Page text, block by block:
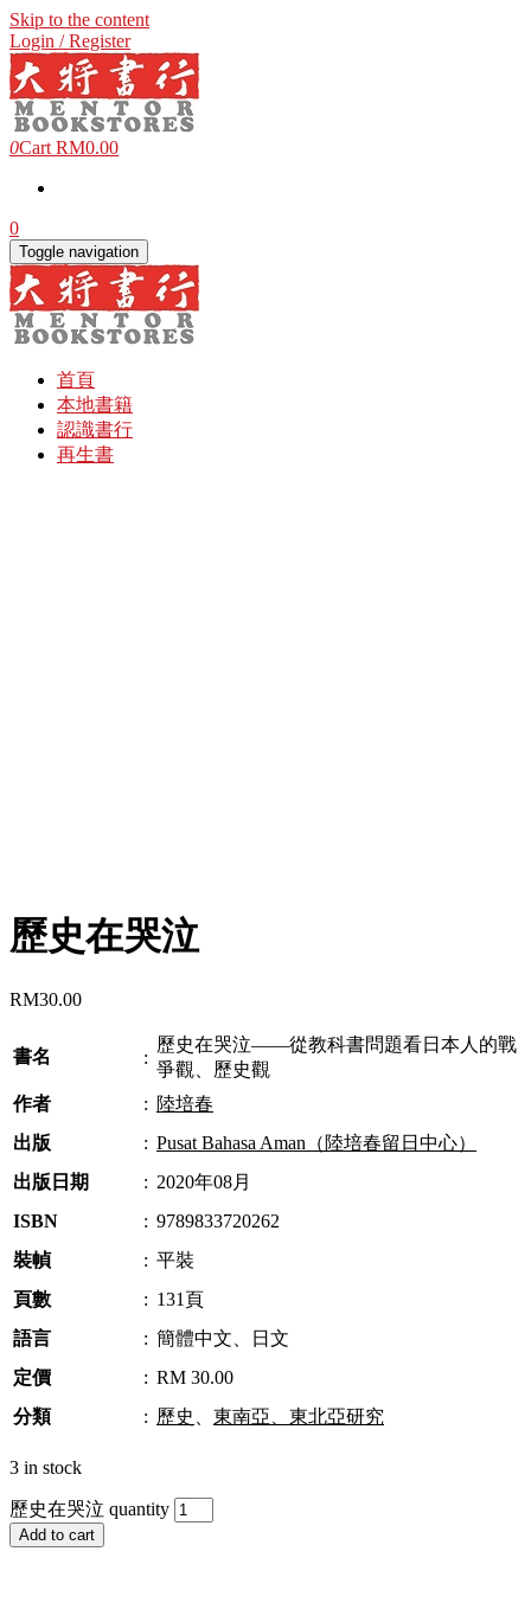
Skip to the content
Login / Register
0Cart RM0.00
0
Toggle navigation
首頁
本地書籍
認識書行
再生書
歷史在哭泣
RM30.00
書名 :
歷史在哭泣——從教科書問題看日本人的戰
爭觀、歷史觀
作者
: 陸培春
出版
: Pusat Bahasa Aman（陸培春留日中心）
出版日期
: 2020年08月
ISBN
: 9789833720262
裝幀
: 平裝
頁數
: 131頁
語言
: 簡體中文、日文
定價
: RM 30.00
分類
: 歷史 東南亞、東北亞研究
3 in stock
歷史在哭泣 quantity
Add to cart